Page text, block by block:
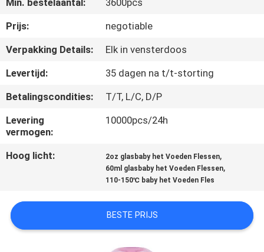
KWALITEITSCONTROLE
CONTACTEER
ONS
NIEUWS
ALLE
GEVALLEN
SHOPPING
SITEMAP
Min. bestelaantal:
3600pcs
Prijs:
negotiable
Verpakking Details:
Elk in vensterdoos
Levertijd:
35 dagen na t/t-storting
Betalingscondities:
T/T, L/C, D/P
Levering
vermogen:
10000pcs/24h
Hoog licht: 2oz glasbaby het Voeden Flessen,
60ml glasbaby het Voeden Flessen,
110-150℃ baby het Voeden Fles
BESTE PRIJS